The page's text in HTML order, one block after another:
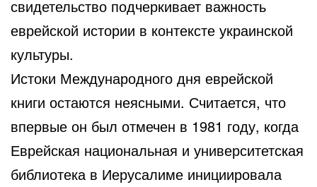
свидетельство подчеркивает важность
еврейской истории в контексте украинской
культуры.
Истоки Международного дня еврейской
книги остаются неясными. Считается, что
впервые он был отмечен в 1981 году, когда
Еврейская национальная и университетская
библиотека в Иерусалиме инициировала